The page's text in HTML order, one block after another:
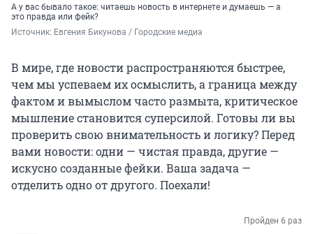
А у вас бывало такое: читаешь новость в интернете и думаешь — а
это правда или фейк?
Источник: Евгения Бикунова / Городские медиа
В мире, где новости распространяются быстрее,
чем мы успеваем их осмыслить, а граница между
фактом и вымыслом часто размыта, критическое
мышление становится суперсилой. Готовы ли вы
проверить свою внимательность и логику? Перед
вами новости: одни — чистая правда, другие —
искусно созданные фейки. Ваша задача —
отделить одно от другого. Поехали!
Пройден 6 раз